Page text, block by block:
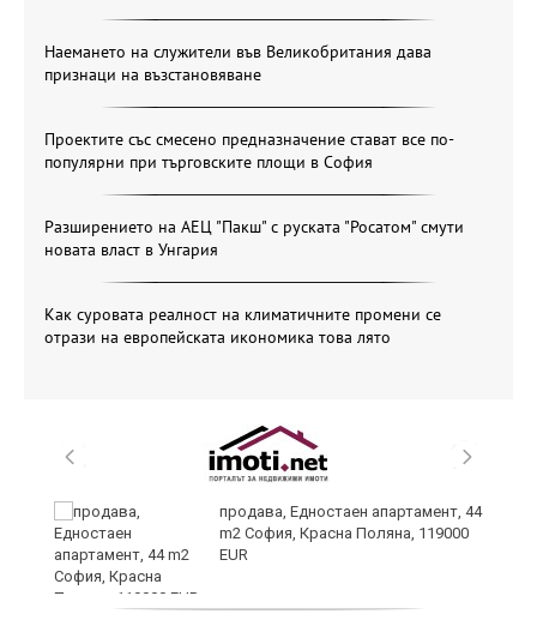
Наемането на служители във Великобритания дава
признаци на възстановяване
Проектите със смесено предназначение стават все по-
популярни при търговските площи в София
Разширението на АЕЦ "Пакш" с руската "Росатом" смути
новата власт в Унгария
Как суровата реалност на климатичните промени се
отрази на европейската икономика това лято
продава, Едностаен апартамент, 44
m2 София, Красна Поляна, 119000
EUR